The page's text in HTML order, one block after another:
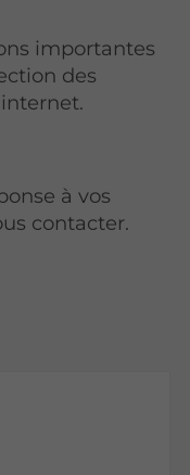
importantes
des
à vos
contacter.